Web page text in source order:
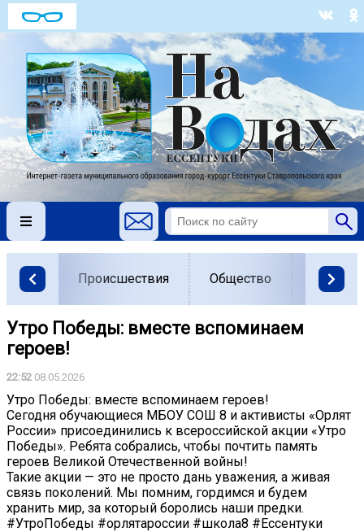
Происшествия Общество Власть
Утро Победы: вместе вспоминаем
героев!
22:52 08.05.2026
Утро Победы: вместе вспоминаем героев!
Сегодня обучающиеся МБОУ СОШ 8 и активисты «Орлят
России» присоединились к всероссийской акции «Утро
Победы». Ребята собрались, чтобы почтить память
героев Великой Отечественной войны!
Такие акции — это не просто дань уважения, а живая
связь поколений. Мы помним, гордимся и будем
хранить мир, за который боролись наши предки.
#УтроПобеды #орлятароссии #школа8 #Ессентуки